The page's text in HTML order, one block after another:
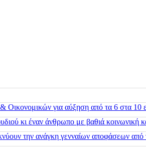
Οικονομικών για αύξηση από τα 6 στα
κι έναν άνθρωπο με βαθιά κοινωνική
την ανάγκη γενναίων αποφάσεων από